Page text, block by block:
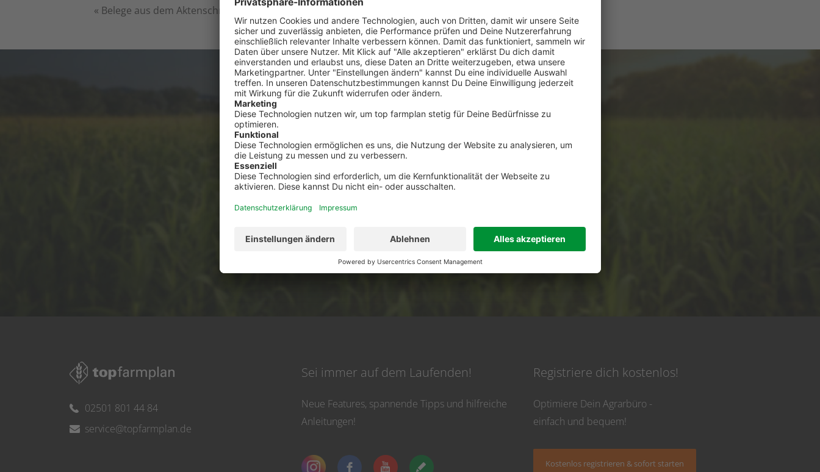
« Belege aus dem Aktenschrank zu DATEV Unternehmen online übertagen
Kontakt zum Kundenservice
Du hast Fragen zu top farmplan oder benötigst Unterstützung?
Dann ruf uns an. Wir helfen Dir gerne weiter!
02501 801 44 84 service@topfarmplan.de
Servicezeiten: Montag bis Donnerstag von 8:30 Uhr bis 16:30 Uhr und Freitag bis 13 Uhr
02501 801 44 84
service@topfarmplan.de
Sei immer auf dem Laufenden!
Neue Features, spannende Tipps und hilfreiche
Anleitungen!
Registriere dich kostenlos!
Optimiere Dein Agrarbüro -
einfach und bequem!
Kostenlos registrieren & sofort starten